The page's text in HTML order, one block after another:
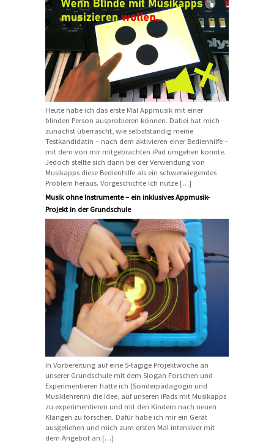
Heute habe ich das erste Mal Appmusik mit einer
blinden Person ausprobieren können. Dabei hat mich
zunächst überrascht, wie selbstständig meine
Testkandidatin – nach dem aktivieren einer Bedienhilfe –
mit dem von mir mitgebrachten iPad umgehen konnte.
Jedoch stellte sich dann bei der Verwendung von
Musikapps diese Bedienhilfe als ein schwerwiegendes
Problem heraus. Vorgeschichte Ich nutze […]
Musik ohne Instrumente – ein inklusives Appmusik-
Projekt in der Grundschule
In Vorbereitung auf eine 5-tägige Projektwoche an
unserer Grundschule mit dem Slogan Forschen und
Experimentieren hatte ich (Sonderpädagogin und
Musiklehrerin) die Idee, auf unseren iPads mit Musikapps
zu experimentieren und mit den Kindern nach neuen
Klängen zu forschen. Dafür habe ich mir ein Gerät
ausgeliehen und mich zum ersten Mal intensiver mit
dem Angebot an […]